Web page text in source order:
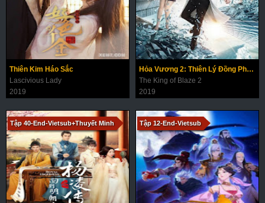
Thiên Kim Háo Sắc
Lascivious Lady
2019
Hỏa Vương 2: Thiên Lý Đồng Phong
The King of Blaze 2
2019
Tập 40-End-Vietsub+Thuyết Minh Tập 12-End-Vietsub